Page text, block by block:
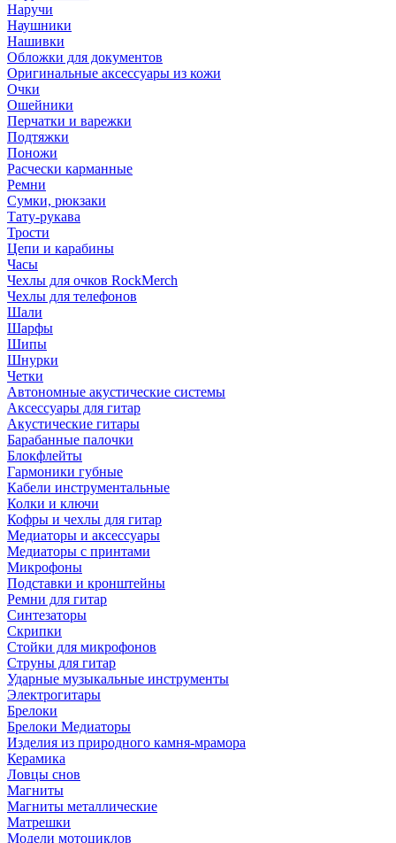
Наручи
Наушники
Нашивки
Обложки для документов
Оригинальные аксессуары из кожи
Очки
Ошейники
Перчатки и варежки
Подтяжки
Поножи
Расчески карманные
Ремни
Сумки, рюкзаки
Тату-рукава
Трости
Цепи и карабины
Часы
Чехлы для очков RockMerch
Чехлы для телефонов
Шали
Шарфы
Шипы
Шнурки
Четки
Автономные акустические системы
Аксессуары для гитар
Акустические гитары
Барабанные палочки
Блокфлейты
Гармоники губные
Кабели инструментальные
Колки и ключи
Кофры и чехлы для гитар
Медиаторы и аксессуары
Медиаторы с принтами
Микрофоны
Подставки и кронштейны
Ремни для гитар
Синтезаторы
Скрипки
Стойки для микрофонов
Струны для гитар
Ударные музыкальные инструменты
Электрогитары
Брелоки
Брелоки Медиаторы
Изделия из природного камня-мрамора
Керамика
Ловцы снов
Магниты
Магниты металлические
Матрешки
Модели мотоциклов